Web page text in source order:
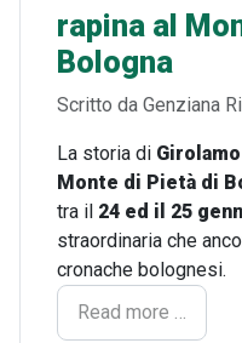
rapina al
Bologna
Dettagli
Scritto da Genziana
La storia di
Monte di Pietà di
tra il 24 ed il 25
straordinaria che
cronache bolognesi.
Read more …